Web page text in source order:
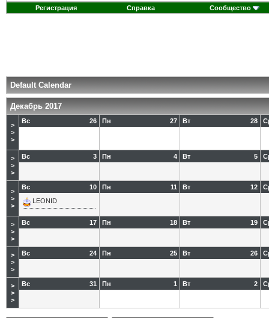
Регистрация Справка Сообщество
Default Calendar
Декабрь 2017
>
>
>
26
Вс 27
Пн 28
Вт
>
>
>
3
Вс 4
Пн 5
Вт
>
>
>
10
Вс
LEONID
11
Пн 12
Вт
>
>
>
17
Вс 18
Пн 19
Вт
>
>
>
24
Вс 25
Пн 26
Вт
>
>
>
31
Вс 1
Пн 2
Вт